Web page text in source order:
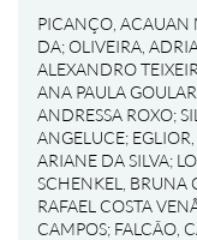
PICANÇO, ACAUAN
DA;OLIVEIRA,
ALEXANDRO
ANA PAULA
ANDRESSA ROXO;
ANGELUCE;
ARIANE DA SILVA;
SCHENKEL, BRUNA
RAFAEL COSTA
CAMPOS; FALCÃO,